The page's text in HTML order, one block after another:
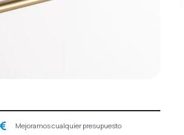
Mejoramos cualquier presupuesto